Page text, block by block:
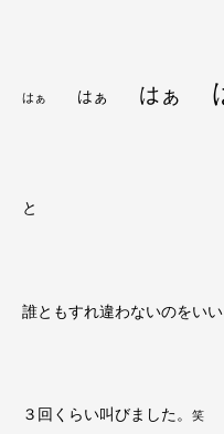
はぁ はぁ はぁ
と
誰ともすれ違わないのをい
３回くらい叫びました。 笑